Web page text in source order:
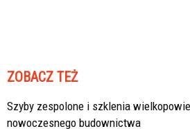
ZOBACZ TEŻ
Szyby zespolone i szklenia
nowoczesnego budownictwa